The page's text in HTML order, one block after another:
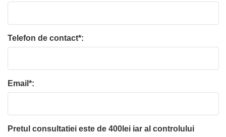
Telefon de contact*:
Email*:
Pretul consultatiei este de 400lei iar al controlului